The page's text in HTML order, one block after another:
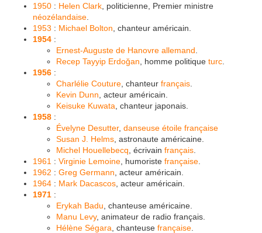
1950 : Helen Clark , politicienne, Premier ministre
néozélandaise
1953 : Michael Bolton , chanteur américain.
1954 :
Ernest-Auguste de Hanovre allemand
Recep Tayyip Erdoğan , homme politique turc
1956 :
Charlélie Couture , chanteur français
Kevin Dunn , acteur américain.
Keisuke Kuwata , chanteur japonais.
1958 :
Évelyne Desutter, danseuse étoile française
Susan J. Helms , astronaute américaine.
Michel Houellebecq , écrivain français
1961 : Virginie Lemoine , humoriste française
1962 : Greg Germann , acteur américain.
1964 : Mark Dacascos , acteur américain.
1971 :
Erykah Badu , chanteuse américaine.
Manu Levy, animateur de radio français.
Hélène Ségara , chanteuse française